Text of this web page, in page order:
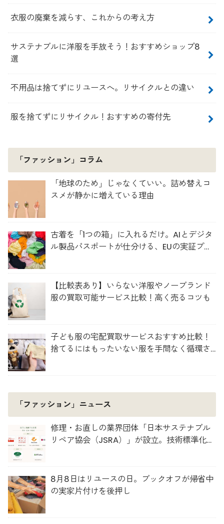
衣服の廃棄を減らす、これからの考え方
サステナブルに洋服を手放そう！おすすめショップ8
選
不用品は捨てずにリユースへ。リサイクルとの違い
服を捨てずにリサイクル！おすすめの寄付先
「ファッション」コラム
「地球のため」じゃなくていい。詰め替えコ
スメが静かに増えている理由
古着を「1つの箱」に入れるだけ。AIとデジタ
ル製品パスポートが仕分ける、EUの実証プロ
【比較表あり】いらない洋服やノーブランド
服の買取可能サービス比較！高く売るコツも
子ども服の宅配買取サービスおすすめ比較！
捨てるにはもったいない服を手間なく循環さ
「ファッション」ニュース
修理・お直しの業界団体「日本サステナブル
リペア協会（JSRA）」が設立。技術標準化や
8月8日はリユースの日。ブックオフが帰省中
の実家片付けを後押し